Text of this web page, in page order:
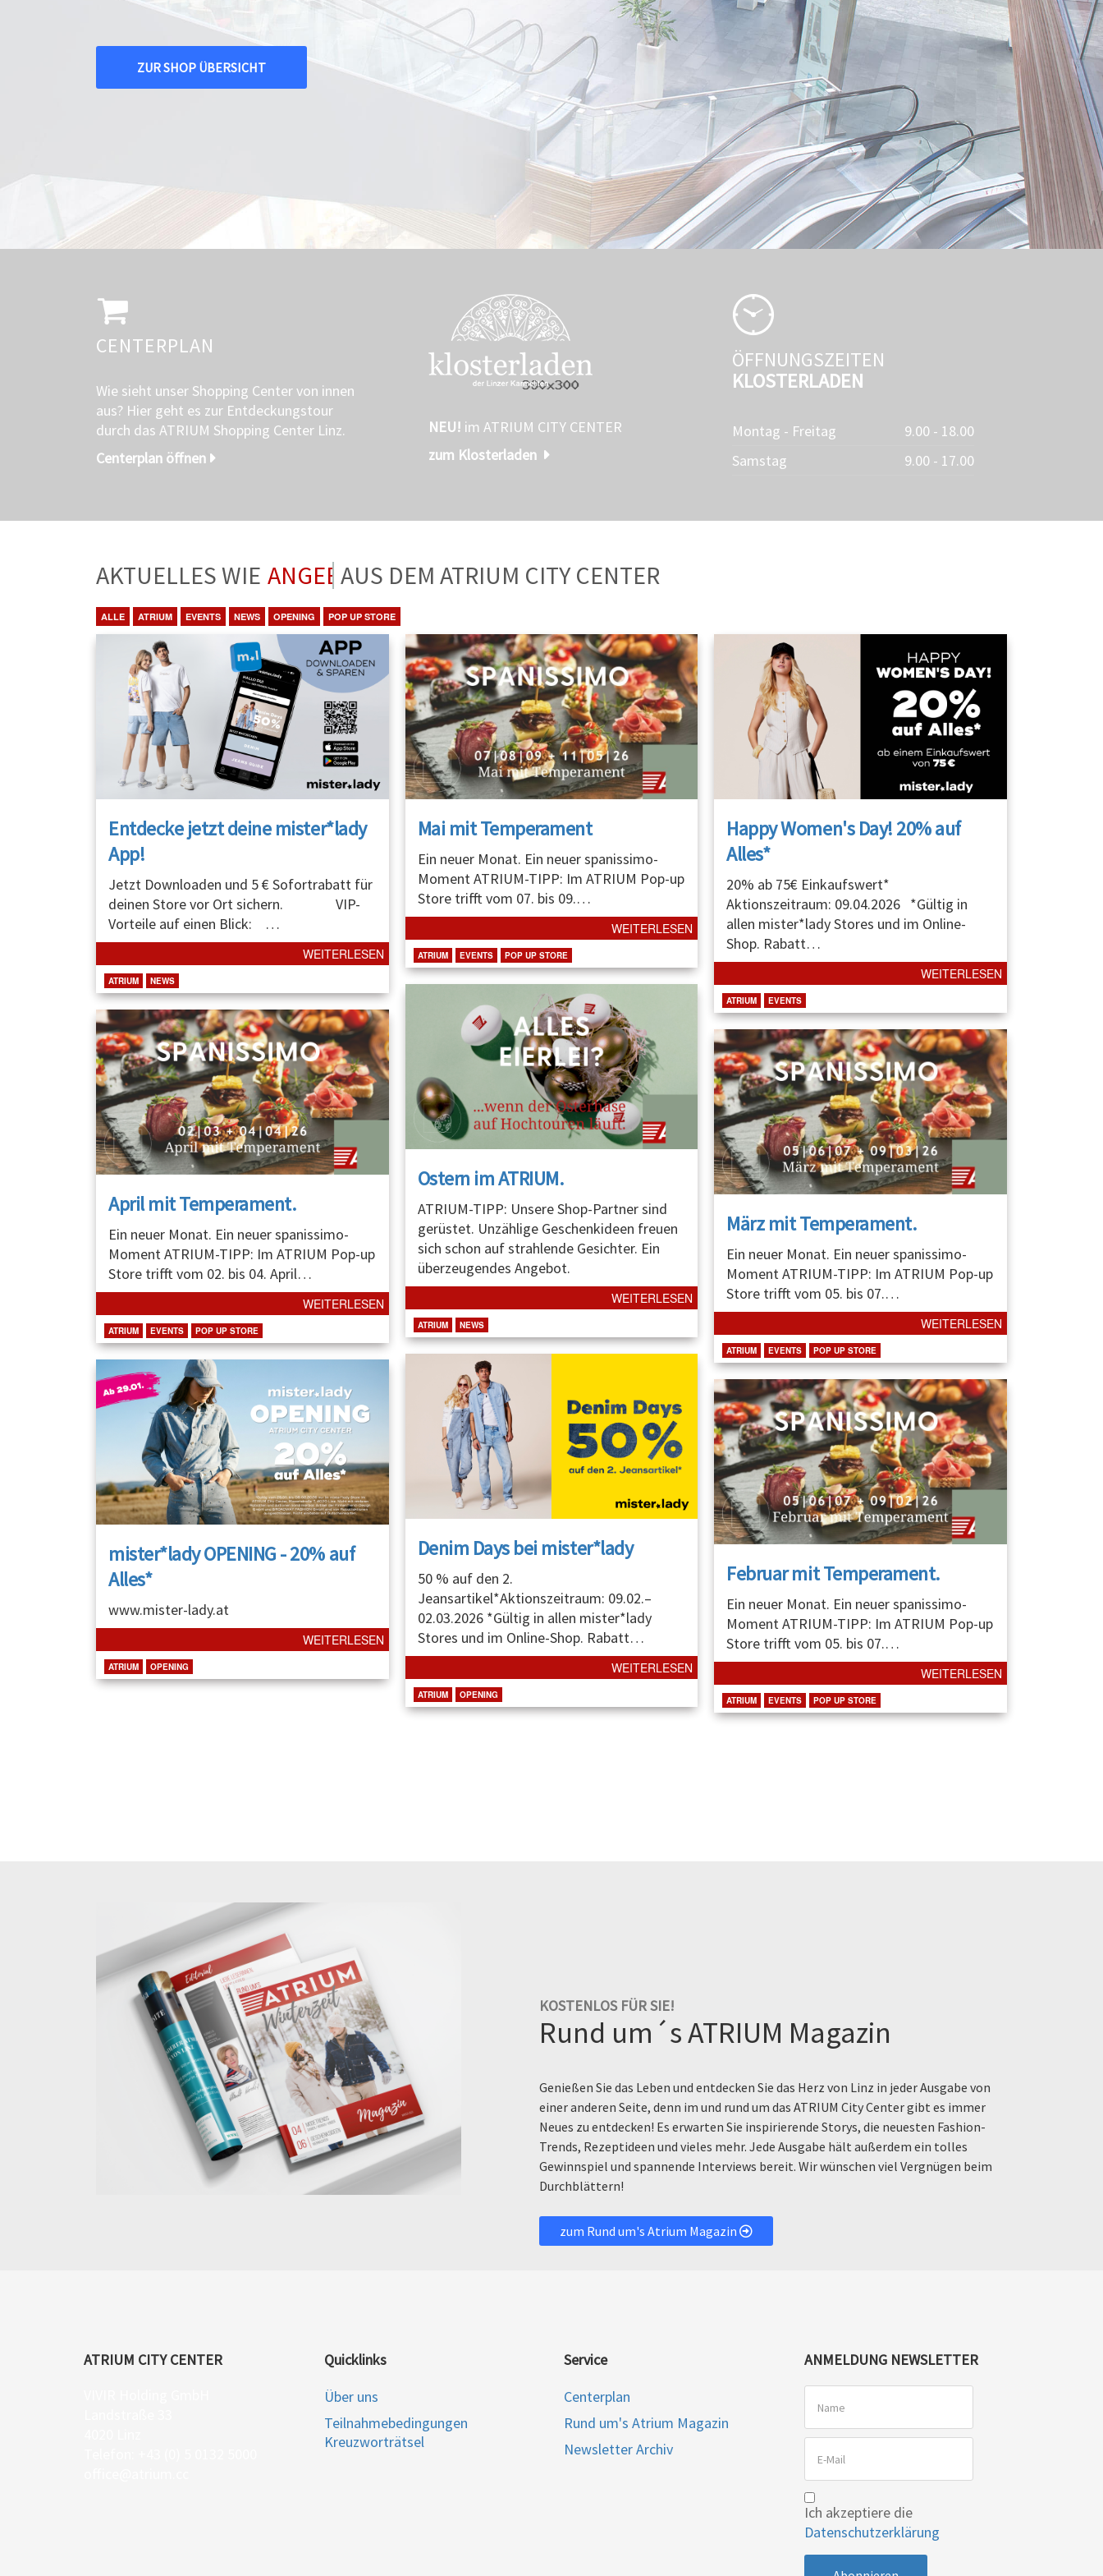
ZUR SHOP ÜBERSICHT
CENTERPLAN
Wie sieht unser Shopping Center von innen
aus? Hier geht es zur Entdeckungstour
durch das ATRIUM Shopping Center Linz.
Centerplan öffnen
NEU! im ATRIUM CITY CENTER
zum Klosterladen
ÖFFNUNGSZEITEN
KLOSTERLADEN
Montag - Freitag
9.00 - 18.00
Samstag
9.00 - 17.00
AKTUELLES WIE ANGEBOTE AUS DEM ATRIUM CITY CENTER
ALLE ATRIUM EVENTS NEWS OPENING POP UP STORE
Entdecke jetzt deine mister*lady
App!
Jetzt Downloaden und 5 € Sofortrabatt für
deinen Store vor Ort sichern. VIP-
Vorteile auf einen Blick: …
WEITERLESEN
ATRIUM NEWS
Mai mit Temperament
Ein neuer Monat. Ein neuer spanissimo-
Moment ATRIUM-TIPP: Im ATRIUM Pop-up
Store trifft vom 07. bis 09.…
WEITERLESEN
ATRIUM EVENTS POP UP STORE
Happy Women's Day! 20% auf
Alles*
20% ab 75€ Einkaufswert*
Aktionszeitraum: 09.04.2026 *Gültig in
allen mister*lady Stores und im Online-
Shop. Rabatt…
WEITERLESEN
ATRIUM EVENTS
Ostern im ATRIUM.
ATRIUM-TIPP: Unsere Shop-Partner sind
gerüstet. Unzählige Geschenkideen freuen
sich schon auf strahlende Gesichter. Ein
überzeugendes Angebot.
WEITERLESEN
ATRIUM NEWS
April mit Temperament.
Ein neuer Monat. Ein neuer spanissimo-
Moment ATRIUM-TIPP: Im ATRIUM Pop-up
Store trifft vom 02. bis 04. April…
WEITERLESEN
ATRIUM EVENTS POP UP STORE
März mit Temperament.
Ein neuer Monat. Ein neuer spanissimo-
Moment ATRIUM-TIPP: Im ATRIUM Pop-up
Store trifft vom 05. bis 07.…
WEITERLESEN
ATRIUM EVENTS POP UP STORE
Denim Days bei mister*lady
50 % auf den 2.
Jeansartikel*Aktionszeitraum: 09.02.–
02.03.2026 *Gültig in allen mister*lady
Stores und im Online-Shop. Rabatt…
WEITERLESEN
ATRIUM OPENING
mister*lady OPENING - 20% auf
Alles*
www.mister-lady.at
WEITERLESEN
ATRIUM OPENING
Februar mit Temperament.
Ein neuer Monat. Ein neuer spanissimo-
Moment ATRIUM-TIPP: Im ATRIUM Pop-up
Store trifft vom 05. bis 07.…
WEITERLESEN
ATRIUM EVENTS POP UP STORE
KOSTENLOS FÜR SIE!
Rund um´s ATRIUM Magazin
Genießen Sie das Leben und entdecken Sie das Herz von Linz in jeder Ausgabe von
einer anderen Seite, denn im und rund um das ATRIUM City Center gibt es immer
Neues zu entdecken! Es erwarten Sie inspirierende Storys, die neuesten Fashion-
Trends, Rezeptideen und vieles mehr. Jede Ausgabe hält außerdem ein tolles
Gewinnspiel und spannende Interviews bereit. Wir wünschen viel Vergnügen beim
Durchblättern!
zum Rund um's Atrium Magazin
ATRIUM CITY CENTER
Quicklinks
Über uns
Teilnahmebedingungen
Kreuzworträtsel
Service
Centerplan
Rund um's Atrium Magazin
Newsletter Archiv
ANMELDUNG NEWSLETTER
Ich akzeptiere die
Datenschutzerklärung